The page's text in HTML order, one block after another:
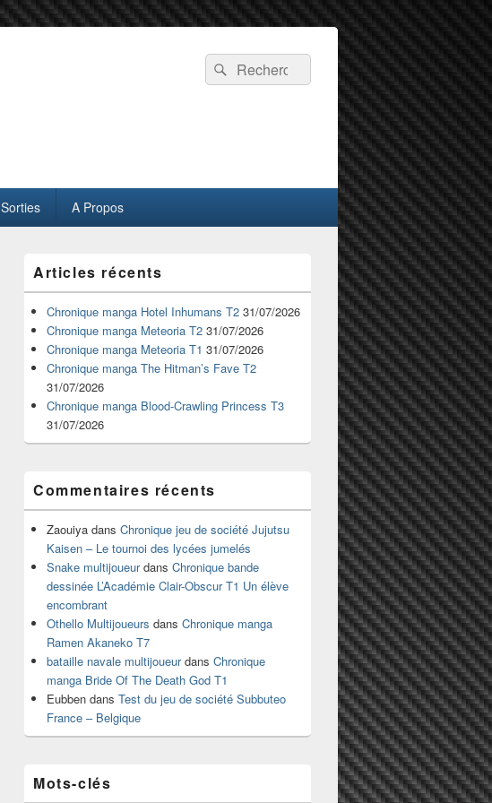
Recherche :
Rechercher
Sorties A Propos
principale
de
widget
pour
barre
latérale
Articles récents
Chronique manga Hotel Inhumans T2 31/07/2026
Chronique manga Meteoria T2 31/07/2026
Chronique manga Meteoria T1 31/07/2026
Chronique manga The Hitman’s Fave T2
31/07/2026
Chronique manga Blood-Crawling Princess T3
31/07/2026
Commentaires récents
Zaouiya dans Chronique jeu de société Jujutsu
Kaisen – Le tournoi des lycées jumelés
Snake multijoueurdans Chronique bande
dessinée L’Académie Clair-Obscur T1 Un élève
encombrant
Othello Multijoueurs dans Chronique manga
Ramen Akaneko T7
bataille navale multijoueurdans Chronique
manga Bride Of The Death God T1
Eubben dans Test du jeu de société Subbuteo
France – Belgique
Mots-clés